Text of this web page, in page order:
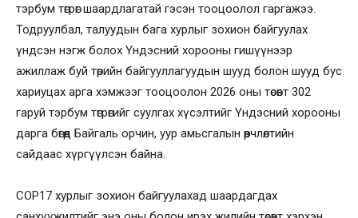
тэрбум төгрөг шаардлагатай гэсэн тооцоолол гаргажээ.
Тодруулбал, талуудын бага хурлыг зохион байгуулах
үндсэн нэгж болох Үндэсний хорооны гишүүнээр
ажиллаж буй төрийн байгууллагуудын шууд болон шууд бус
хариуцах арга хэмжээг тооцоолон 2026 оны төсөвт 302
гаруй тэрбум төгрөгийг суулгах хүсэлтийг Үндэсний хорооны
дарга бөгөөд Байгаль орчин, уур амьсгалын өөрчлөлтийн
сайдаас хүргүүлсэн байна.
COP17 хурлыг зохион байгуулахад шаардагдах